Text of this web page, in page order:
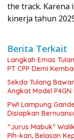
the track.
kinerja tahun
Berita Terkait
Langkah Emas
PT CPP Demi
Sekda Tulang
Angkat Model
PWI Lampung
Disiapkan
“Jurus Mabuk”
Plh-kan, Belasan